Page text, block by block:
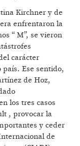
Kirchner y de
enfrentaron la
“ M”, se vieron
carácter
Ese sentido,
de Hoz,
los tres casos
, provocar la
y ceder
de